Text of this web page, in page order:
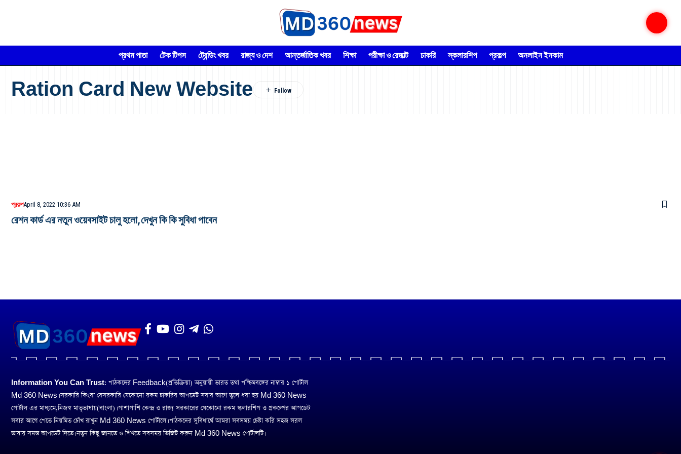
প্রথম পাতা টেক টিপস ট্রেন্ডিং খবর রাজ্য ও দেশ আন্তর্জাতিক খবর শিক্ষা পরীক্ষা ও রেজাল্ট চাকরি স্কলারশিপ প্রকল্প অনলাইন ইনকাম
Ration Card New Website
প্রকল্পApril 8, 2022 10:36 AM
রেশন কার্ড এর নতুন ওয়েবসাইট চালু হলো,দেখুন কি কি সুবিধা পাবেন
Information You Can Trust: পাঠকদের Feedback(প্রতিক্রিয়া) অনুয়ায়ী ভারত তথা পশ্চিমবঙ্গের নাম্বার ১ পোর্টাল
Md 360 News। সরকারি কিংবা বেসরকারি যেকোনো রকম চাকরির আপডেট সবার আগে তুলে ধরা হয় Md 360 News
পোর্টাল এর মাধ্যমে,নিজস্ব মাতৃভাষায়(বাংলা)। পাশাপাশি কেন্দ্র ও রাজ্য সরকারের যেকোনো রকম স্কলারশিপ ও প্রকল্পের আপডেট
সবার আগে পেতে নিয়মিত চোঁখ রাখুন Md 360 News পোর্টালে। পাঠকদের সুবিধার্থে আমরা সবসময় চেষ্টা করি সহজ সরল
ভাষায় সমস্ত আপডেট দিতে। নতুন কিছু জানতে ও শিখতে সবসময় ভিজিট করুন Md 360 News পোর্টালটি।